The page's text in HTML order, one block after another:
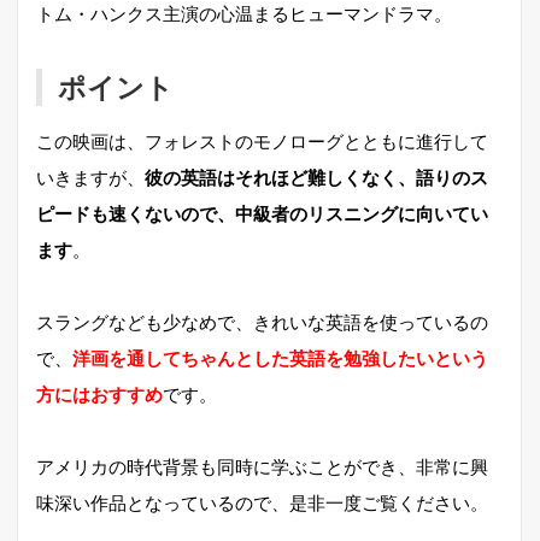
トム・ハンクス主演の心温まるヒューマンドラマ。
ポイント
この映画は、フォレストのモノローグとともに進行して
いきますが、 彼の英語はそれほど難しくなく、語りのス
ピードも速くないので、中級者のリスニングに向いてい
ます。
スラングなども少なめで、きれいな英語を使っているの
で、 洋画を通してちゃんとした英語を勉強したいという
方にはおすすめです。
アメリカの時代背景も同時に学ぶことができ、非常に興
味深い作品となっているので、是非一度ご覧ください。